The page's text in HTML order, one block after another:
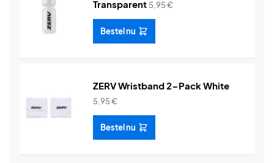
Transparent 5,95€
Bestel nu
ZERV Wristband 2-Pack White
5,95€
Bestel nu